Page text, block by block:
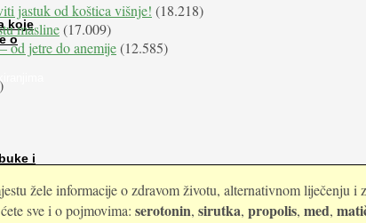
koje
o
i
jastuk od koštica višnje! (18.218)
masline(17.009)
od jetre do anemije(12.585)
žele informacije o zdravom životu, alternativnom liječenju i
sve i o pojmovima: serotonin, sirutka, propolis, med,